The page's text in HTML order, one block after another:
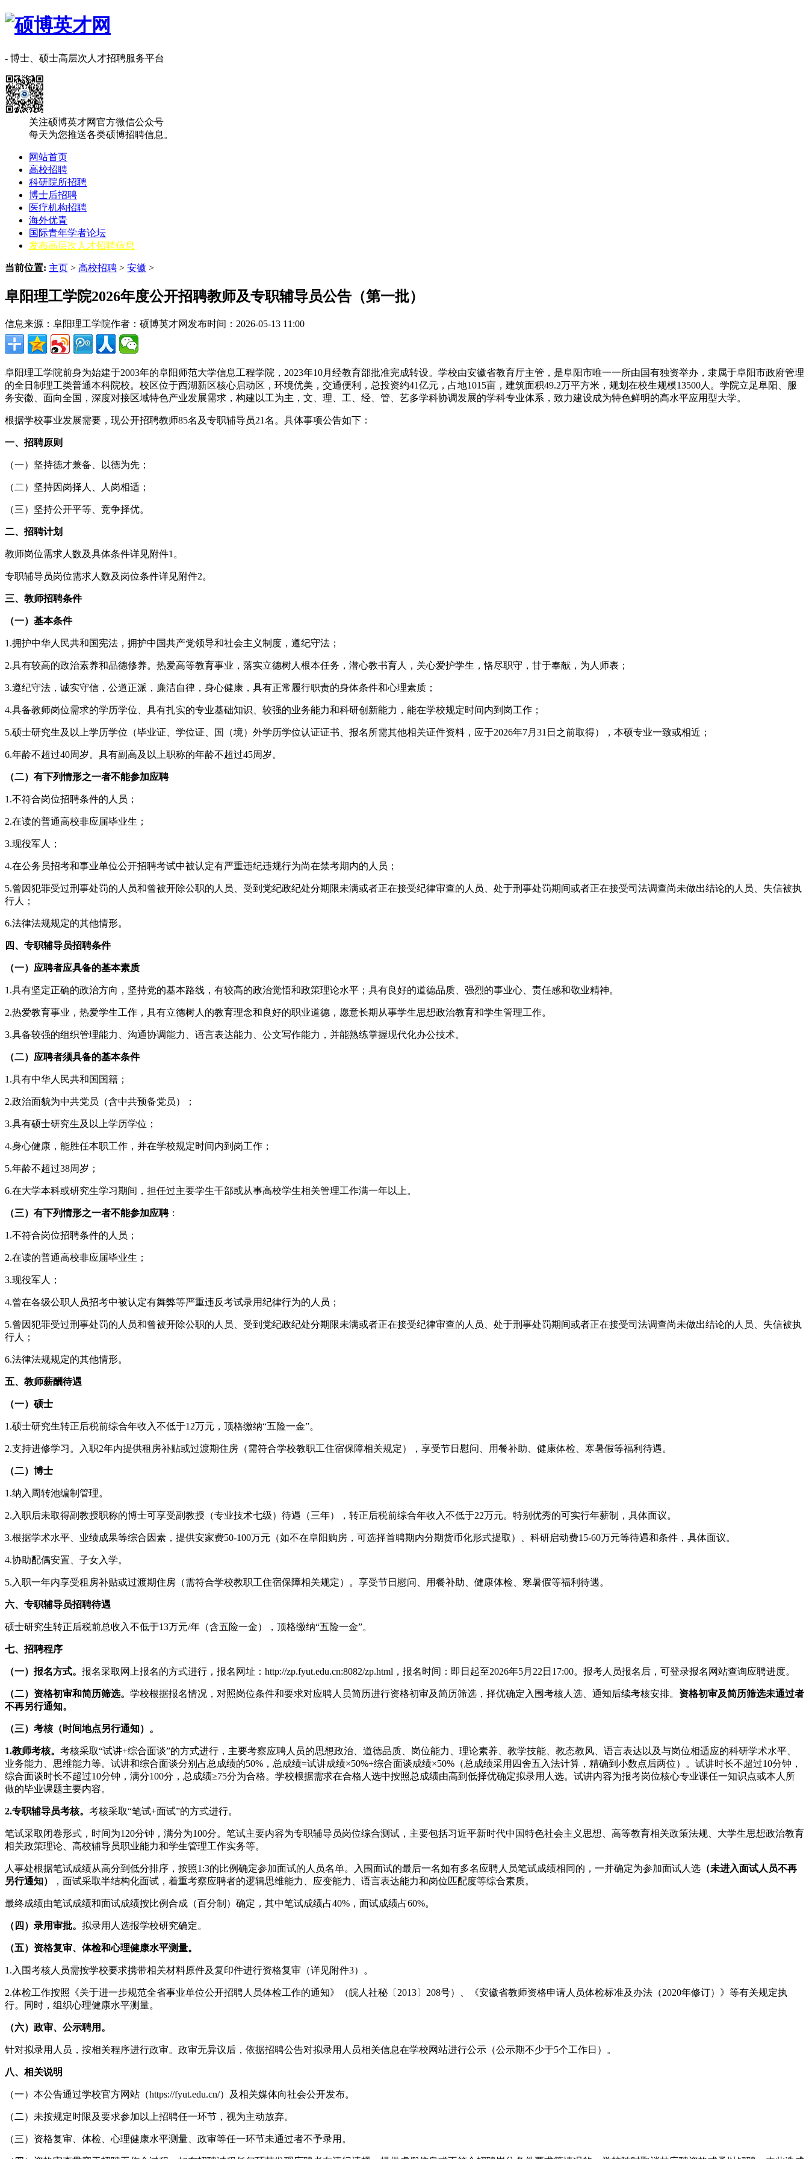
- 博士、硕士高层次人才招聘服务平台
关注硕博英才网官方微信公众号
每天为您推送各类硕博招聘信息。
网站首页
高校招聘
科研院所招聘
博士后招聘
医疗机构招聘
海外优青
国际青年学者论坛
发布高层次人才招聘信息
当前位置: 主页 > 高校招聘 > 安徽 >
阜阳理工学院2026年度公开招聘教师及专职辅导员公告（第一批）
信息来源：阜阳理工学院作者：硕博英才网 发布时间：2026-05-13 11:00
阜阳理工学院前身为始建于2003年的阜阳师范大学信息工程学院，2023年10月经教育部批准完成转设。学校由安徽省教育厅主管，是阜阳市唯一一所由国有独资举办，隶属于阜阳市政府管理
的全日制理工类普通本科院校。校区位于西湖新区核心启动区，环境优美，交通便利，总投资约41亿元，占地1015亩，建筑面积49.2万平方米，规划在校生规模13500人。学院立足阜阳、服
务安徽、面向全国，深度对接区域特色产业发展需求，构建以工为主，文、理、工、经、管、艺多学科协调发展的学科专业体系，致力建设成为特色鲜明的高水平应用型大学。
根据学校事业发展需要，现公开招聘教师85名及专职辅导员21名。具体事项公告如下：
一、招聘原则
（一）坚持德才兼备、以德为先；
（二）坚持因岗择人、人岗相适；
（三）坚持公开平等、竞争择优。
二、招聘计划
教师岗位需求人数及具体条件详见附件1。
专职辅导员岗位需求人数及岗位条件详见附件2。
三、教师招聘条件
（一）基本条件
1.拥护中华人民共和国宪法，拥护中国共产党领导和社会主义制度，遵纪守法；
2.具有较高的政治素养和品德修养。热爱高等教育事业，落实立德树人根本任务，潜心教书育人，关心爱护学生，恪尽职守，甘于奉献，为人师表；
3.遵纪守法，诚实守信，公道正派，廉洁自律，身心健康，具有正常履行职责的身体条件和心理素质；
4.具备教师岗位需求的学历学位、具有扎实的专业基础知识、较强的业务能力和科研创新能力，能在学校规定时间内到岗工作；
5.硕士研究生及以上学历学位（毕业证、学位证、国（境）外学历学位认证证书、报名所需其他相关证件资料，应于2026年7月31日之前取得），本硕专业一致或相近；
6.年龄不超过40周岁。具有副高及以上职称的年龄不超过45周岁。
（二）有下列情形之一者不能参加应聘
1.不符合岗位招聘条件的人员；
2.在读的普通高校非应届毕业生；
3.现役军人；
4.在公务员招考和事业单位公开招聘考试中被认定有严重违纪违规行为尚在禁考期内的人员；
5.曾因犯罪受过刑事处罚的人员和曾被开除公职的人员、受到党纪政纪处分期限未满或者正在接受纪律审查的人员、处于刑事处罚期间或者正在接受司法调查尚未做出结论的人员、失信被执
行人；
6.法律法规规定的其他情形。
四、专职辅导员招聘条件
（一）应聘者应具备的基本素质
1.具有坚定正确的政治方向，坚持党的基本路线，有较高的政治觉悟和政策理论水平；具有良好的道德品质、强烈的事业心、责任感和敬业精神。
2.热爱教育事业，热爱学生工作，具有立德树人的教育理念和良好的职业道德，愿意长期从事学生思想政治教育和学生管理工作。
3.具备较强的组织管理能力、沟通协调能力、语言表达能力、公文写作能力，并能熟练掌握现代化办公技术。
（二）应聘者须具备的基本条件
1.具有中华人民共和国国籍；
2.政治面貌为中共党员（含中共预备党员）；
3.具有硕士研究生及以上学历学位；
4.身心健康，能胜任本职工作，并在学校规定时间内到岗工作；
5.年龄不超过38周岁；
6.在大学本科或研究生学习期间，担任过主要学生干部或从事高校学生相关管理工作满一年以上。
（三）有下列情形之一者不能参加应聘：
1.不符合岗位招聘条件的人员；
2.在读的普通高校非应届毕业生；
3.现役军人；
4.曾在各级公职人员招考中被认定有舞弊等严重违反考试录用纪律行为的人员；
5.曾因犯罪受过刑事处罚的人员和曾被开除公职的人员、受到党纪政纪处分期限未满或者正在接受纪律审查的人员、处于刑事处罚期间或者正在接受司法调查尚未做出结论的人员、失信被执
行人；
6.法律法规规定的其他情形。
五、教师薪酬待遇
（一）硕士
1.硕士研究生转正后税前综合年收入不低于12万元，顶格缴纳“五险一金”。
2.支持进修学习。入职2年内提供租房补贴或过渡期住房（需符合学校教职工住宿保障相关规定），享受节日慰问、用餐补助、健康体检、寒暑假等福利待遇。
（二）博士
1.纳入周转池编制管理。
2.入职后未取得副教授职称的博士可享受副教授（专业技术七级）待遇（三年），转正后税前综合年收入不低于22万元。特别优秀的可实行年薪制，具体面议。
3.根据学术水平、业绩成果等综合因素，提供安家费50-100万元（如不在阜阳购房，可选择首聘期内分期货币化形式提取）、科研启动费15-60万元等待遇和条件，具体面议。
4.协助配偶安置、子女入学。
5.入职一年内享受租房补贴或过渡期住房（需符合学校教职工住宿保障相关规定）。享受节日慰问、用餐补助、健康体检、寒暑假等福利待遇。
六、专职辅导员招聘待遇
硕士研究生转正后税前总收入不低于13万元/年（含五险一金），顶格缴纳“五险一金”。
七、招聘程序
（一）报名方式。 报名采取网上报名的方式进行，报名网址：http://zp.fyut.edu.cn:8082/zp.html，报名时间：即日起至2026年5月22日17:00。报考人员报名后，可登录报名网站查询应聘进度。
（二）资格初审和简历筛选。 学校根据报名情况，对照岗位条件和要求对应聘人员简历进行资格初审及简历筛选，择优确定入围考核人选、通知后续考核安排。 资格初审及简历筛选未通过者
不再另行通知。
（三）考核（时间地点另行通知）。
1.教师考核。 考核采取“试讲+综合面谈”的方式进行，主要考察应聘人员的思想政治、道德品质、岗位能力、理论素养、教学技能、教态教风、语言表达以及与岗位相适应的科研学术水平、
业务能力、思维能力等。试讲和综合面谈分别占总成绩的50%，总成绩=试讲成绩×50%+综合面谈成绩×50%（总成绩采用四舍五入法计算，精确到小数点后两位）。试讲时长不超过10分钟，
综合面谈时长不超过10分钟，满分100分，总成绩≥75分为合格。学校根据需求在合格人选中按照总成绩由高到低择优确定拟录用人选。试讲内容为报考岗位核心专业课任一知识点或本人所
做的毕业课题主要内容。
2.专职辅导员考核。 考核采取“笔试+面试”的方式进行。
笔试采取闭卷形式，时间为120分钟，满分为100分。笔试主要内容为专职辅导员岗位综合测试，主要包括习近平新时代中国特色社会主义思想、高等教育相关政策法规、大学生思想政治教育
相关政策理论、高校辅导员职业能力和学生管理工作实务等。
人事处根据笔试成绩从高分到低分排序，按照1:3的比例确定参加面试的人员名单。入围面试的最后一名如有多名应聘人员笔试成绩相同的，一并确定为参加面试人选 （未进入面试人员不再
另行通知）
，面试采取半结构化面试，着重考察应聘者的逻辑思维能力、应变能力、语言表达能力和岗位匹配度等综合素质。
最终成绩由笔试成绩和面试成绩按比例合成（百分制）确定，其中笔试成绩占40%，面试成绩占60%。
（四）录用审批。 拟录用人选报学校研究确定。
（五）资格复审、体检和心理健康水平测量。
1.入围考核人员需按学校要求携带相关材料原件及复印件进行资格复审（详见附件3）。
2.体检工作按照《关于进一步规范全省事业单位公开招聘人员体检工作的通知》（皖人社秘〔2013〕208号）、《安徽省教师资格申请人员体检标准及办法（2020年修订）》等有关规定执
行。同时，组织心理健康水平测量。
（六）政审、公示聘用。
针对拟录用人员，按相关程序进行政审。政审无异议后，依据招聘公告对拟录用人员相关信息在学校网站进行公示（公示期不少于5个工作日）。
八、相关说明
（一）本公告通过学校官方网站（https://fyut.edu.cn/）及相关媒体向社会公开发布。
（二）未按规定时限及要求参加以上招聘任一环节，视为主动放弃。
（三）资格复审、体检、心理健康水平测量、政审等任一环节未通过者不予录用。